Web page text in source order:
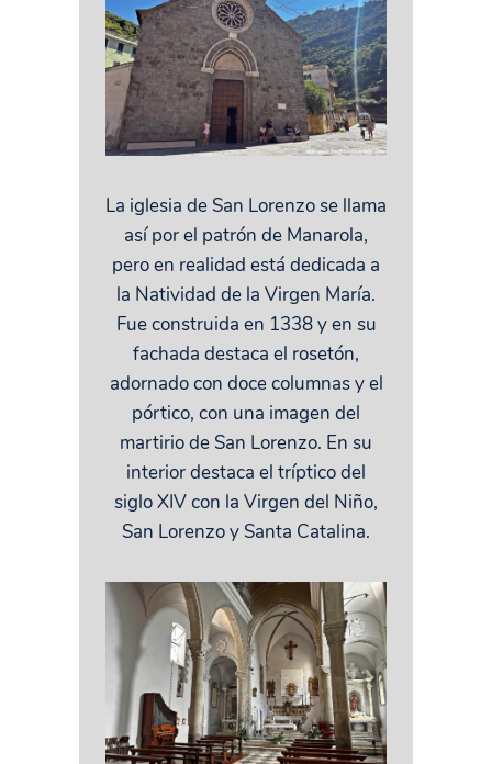
La iglesia de San Lorenzo se llama
así por el patrón de Manarola,
pero en realidad está dedicada a
la Natividad de la Virgen María.
Fue construida en 1338 y en su
fachada destaca el rosetón,
adornado con doce columnas y el
pórtico, con una imagen del
martirio de San Lorenzo. En su
interior destaca el tríptico del
siglo XIV con la Virgen del Niño,
San Lorenzo y Santa Catalina.